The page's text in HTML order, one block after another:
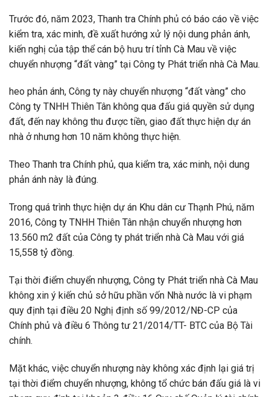
Trước đó, năm 2023, Thanh tra Chính phủ có báo cáo về việc
kiểm tra, xác minh, đề xuất hướng xử lý nội dung phản ánh,
kiến nghị của tập thể cán bộ hưu trí tỉnh Cà Mau về việc
chuyển nhượng “đất vàng” tại Công ty Phát triển nhà Cà Mau.
heo phản ánh, Công ty này chuyển nhượng “đất vàng” cho
Công ty TNHH Thiên Tân không qua đấu giá quyền sử dụng
đất, đến nay không thu được tiền, giao đất thực hiện dự án
nhà ở nhưng hơn 10 năm không thực hiện.
Theo Thanh tra Chính phủ, qua kiểm tra, xác minh, nội dung
phản ánh này là đúng.
Trong quá trình thực hiện dự án Khu dân cư Thạnh Phú, năm
2016, Công ty TNHH Thiên Tân nhận chuyển nhượng hơn
13.560 m2 đất của Công ty phát triển nhà Cà Mau với giá
15,558 tỷ đồng.
Tại thời điểm chuyển nhượng, Công ty Phát triển nhà Cà Mau
không xin ý kiến chủ sở hữu phần vốn Nhà nước là vi phạm
quy định tại điều 20 Nghị định số 99/2012/NĐ-CP của
Chính phủ và điều 6 Thông tư 21/2014/TT- BTC của Bộ Tài
chính.
Mặt khác, việc chuyển nhượng này không xác định lại giá trị
tại thời điểm chuyển nhượng, không tổ chức bán đấu giá là vi